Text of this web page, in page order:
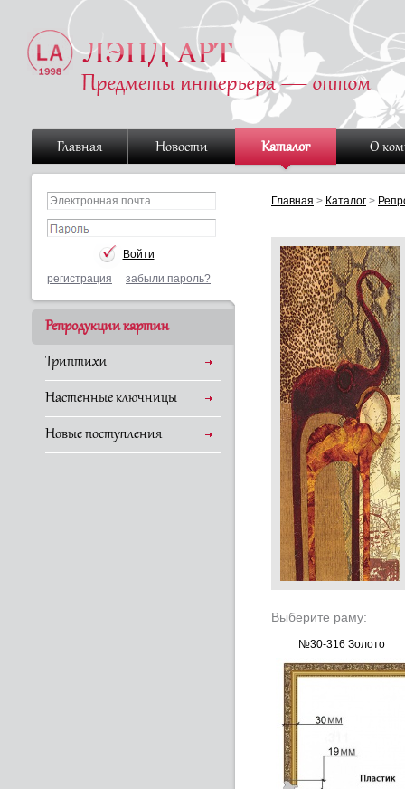
Главная Новости Каталог О
регистрация забыли пароль?
Репродукции картин
Триптихи
Настенные ключницы
Новые поступления
Главная > Каталог >
Выберите раму:
№30-316 Золото